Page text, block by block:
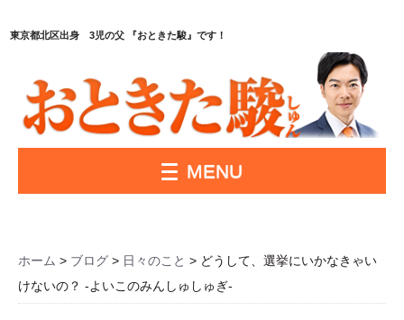
東京都北区出身 3児の父 『おときた駿』です！
MENU
ホーム > ブログ > 日々のこと > どうして、選挙にいかなきゃい
けないの？ -よいこのみんしゅしゅぎ-